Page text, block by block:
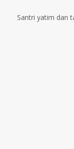
Santri yatim dan